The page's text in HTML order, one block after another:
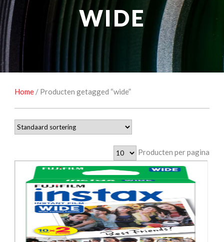
NATUUROBSERVATIE MEDIA EN ENERGIE
STUDIOFOTOGRAFIE OCCASIONS
WIDE
Home / Producten getagged “wide”
Producten per pagina